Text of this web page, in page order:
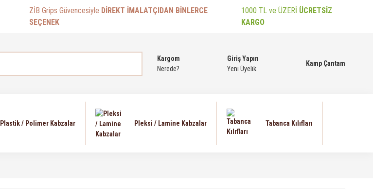
ZİB Grips Güvencesiyle DİREKT İMALATÇIDAN BİNLERCE
SEÇENEK
1000 TL ve ÜZERİ ÜCRETSİZ
KARGO
Kargom
Nerede?
Giriş Yapın
Yeni Üyelik
Kamp Çantam
Plastik / Polimer Kabzalar Pleksi / Lamine Kabzalar Tabanca Kılıfları